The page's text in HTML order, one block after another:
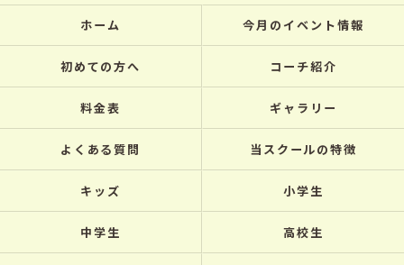
ホーム 今月のイベント情報
初めての方へ コーチ紹介
料金表 ギャラリー
よくある質問 当スクールの特徴
キッズ 小学生
中学生 高校生